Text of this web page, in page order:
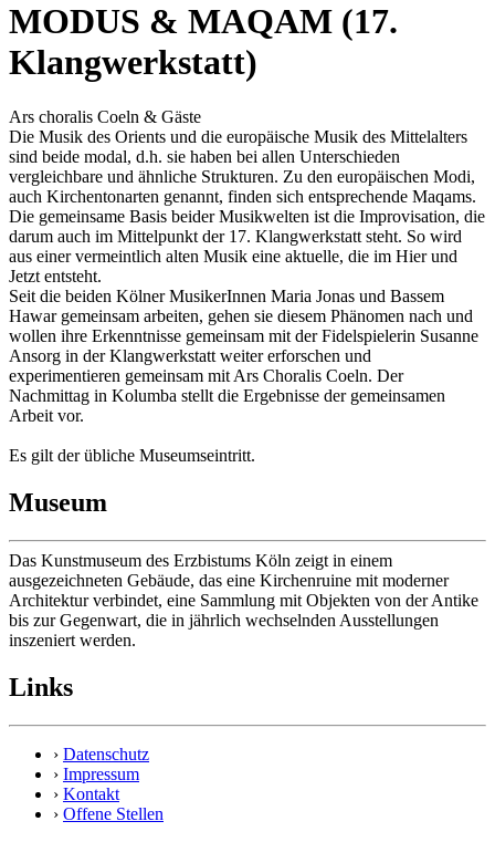
MODUS & MAQAM (17.
Klangwerkstatt)
Ars choralis Coeln & Gäste
Die Musik des Orients und die europäische Musik des Mittelalters
sind beide modal, d.h. sie haben bei allen Unterschieden
vergleichbare und ähnliche Strukturen. Zu den europäischen Modi,
auch Kirchentonarten genannt, finden sich entsprechende Maqams.
Die gemeinsame Basis beider Musikwelten ist die Improvisation, die
darum auch im Mittelpunkt der 17. Klangwerkstatt steht. So wird
aus einer vermeintlich alten Musik eine aktuelle, die im Hier und
Jetzt entsteht.
Seit die beiden Kölner MusikerInnen Maria Jonas und Bassem
Hawar gemeinsam arbeiten, gehen sie diesem Phänomen nach und
wollen ihre Erkenntnisse gemeinsam mit der Fidelspielerin Susanne
Ansorg in der Klangwerkstatt weiter erforschen und
experimentieren gemeinsam mit Ars Choralis Coeln. Der
Nachmittag in Kolumba stellt die Ergebnisse der gemeinsamen
Arbeit vor.
Es gilt der übliche Museumseintritt.
Museum
Das Kunstmuseum des Erzbistums Köln zeigt in einem
ausgezeichneten Gebäude, das eine Kirchenruine mit moderner
Architektur verbindet, eine Sammlung mit Objekten von der Antike
bis zur Gegenwart, die in jährlich wechselnden Ausstellungen
inszeniert werden.
Links
› Datenschutz
› Impressum
› Kontakt
› Offene Stellen